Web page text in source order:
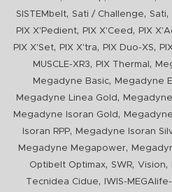
SISTEMbelt, Sati / Challenge, Sati,
PIX X'Pedient, PIX X'Ceed , PIX
PIX X'Set, PIX X'tra, PIX Duo-XS,
MUSCLE-XR3, PIX Thermal ,
Megadyne Basic, Megadyne
Megadyne Linea Gold ,
Megadyne Isoran Gold ,
Isoran RPP, Megadyne Isoran
Megadyne Megapower,
Optibelt Optimax, SWR, Vision,
Tecnidea Cidue, IWIS-MEGAlife-I